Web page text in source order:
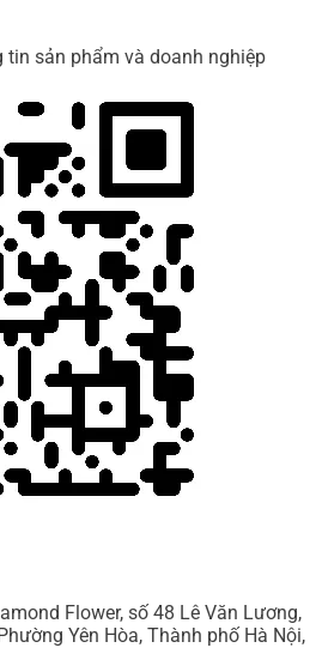
tin sản phẩm và doanh nghiệp
Flower, số 48 Lê Văn Lương,
Yên Hòa, Thành phố Hà Nội,